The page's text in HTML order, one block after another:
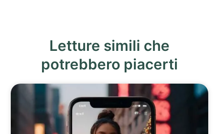
Letture simili che
potrebbero piacerti